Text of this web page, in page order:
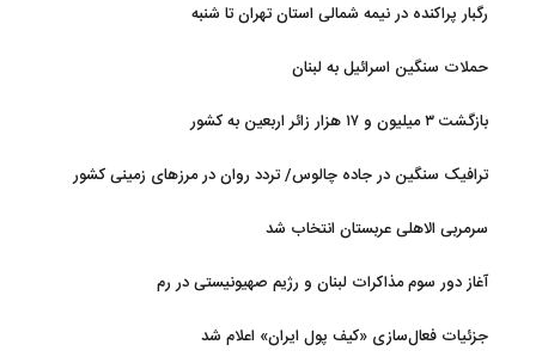
رگبار پراکنده در نیمه شمالی استان تهران تا شنبه
حملات سنگین اسرائیل به لبنان
بازگشت ۳ میلیون و ۱۷ هزار زائر اربعین به کشور
ترافیک سنگین در جاده چالوس/ تردد روان در مرزهای زمینی کشور
سرمربی الاهلی عربستان انتخاب شد
آغاز دور سوم مذاکرات لبنان و رژیم صهیونیستی در رم
جزئیات فعال‌سازی «کیف پول ایران» اعلام شد